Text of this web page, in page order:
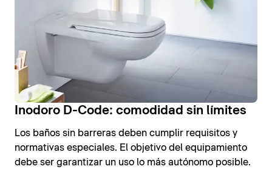
Inodoro D-Code: comodidad sin límites
Los baños sin barreras deben cumplir requisitos y
normativas especiales. El objetivo del equipamiento
debe ser garantizar un uso lo más autónomo posible.